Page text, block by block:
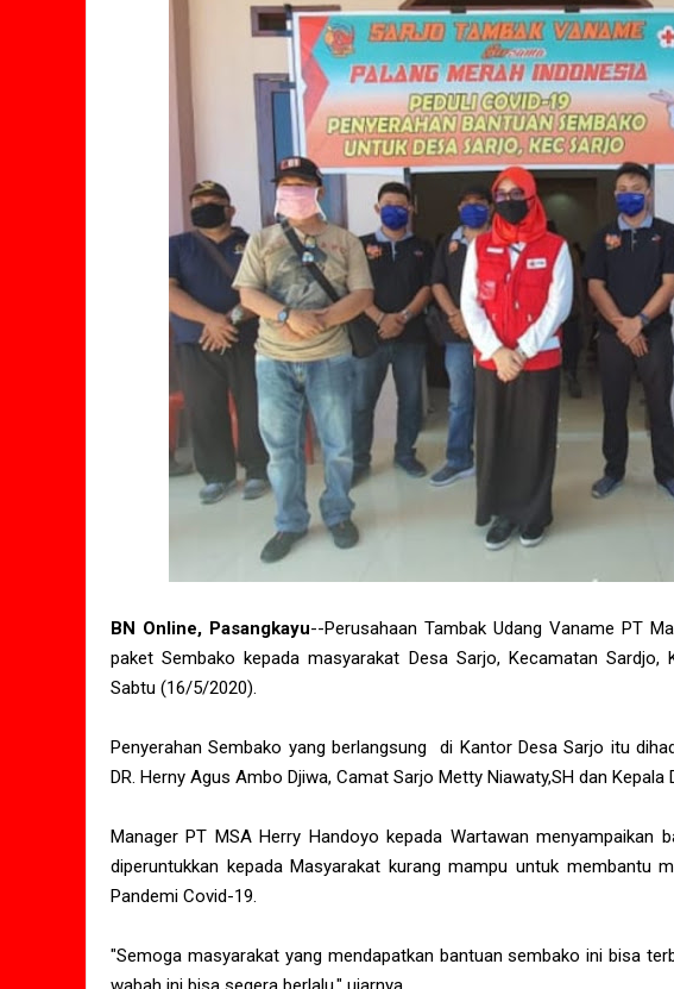
BN Online, Pasangkayu--Perusahaan Tambak Udang Vaname PT
paket Sembako kepada masyarakat Desa Sarjo, Kecamatan Sardjo,
Sabtu (16/5/2020).
Penyerahan Sembako yang berlangsung di Kantor Desa Sarjo itu
DR. Herny Agus Ambo Djiwa, Camat Sarjo Metty Niawaty,SH dan Kepala
Manager PT MSA Herry Handoyo kepada Wartawan menyampaikan
diperuntukkan kepada Masyarakat kurang mampu untuk membantu
Pandemi Covid-19.
"Semoga masyarakat yang mendapatkan bantuan sembako ini bisa